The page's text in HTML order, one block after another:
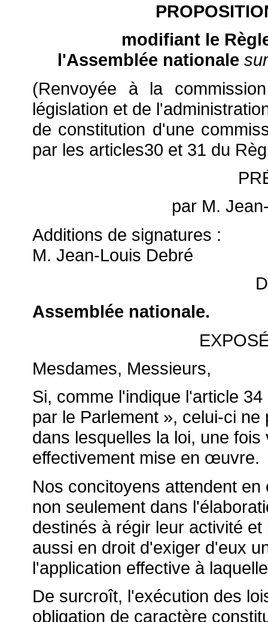
modifiant le
l'Assemblée nationale
(Renvoyée à la
législation et de
de constitution d'une
par les articles30 et 31 du
par M.
Additions de signatures :
M. Jean-Louis Debré
Assemblée nationale.
Mesdames, Messieurs,
Si, comme l'indique l'article
par le Parlement », celui-ci
dans lesquelles la loi, une
effectivement mise en œuvre.
Nos concitoyens attendent
non seulement dans
destinés à régir leur activité
aussi en droit d'exiger d'eux
l'application effective à
De surcroît, l'exécution des
obligation de caractère